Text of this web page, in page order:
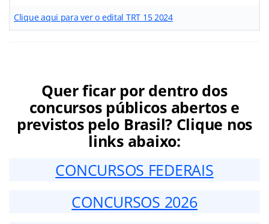
Clique aqui para ver o edital TRT 15 2024
Quer ficar por dentro dos
concursos públicos abertos e
previstos pelo Brasil? Clique nos
links abaixo:
CONCURSOS FEDERAIS
CONCURSOS 2026